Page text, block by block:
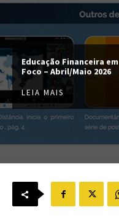
Educação Financeira em
Foco – Abril/Maio 2026
LEIA MAIS